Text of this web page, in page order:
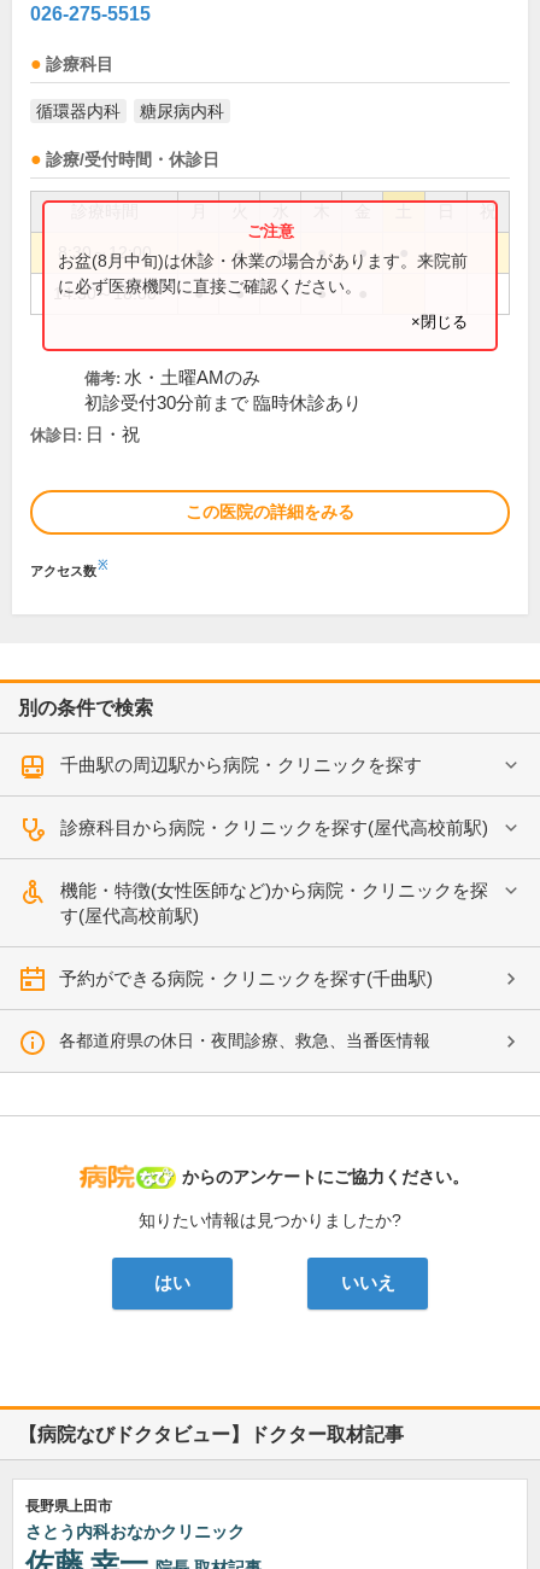
026-275-5515
診療科目
循環器内科 糖尿病内科
診療/受付時間・休診日
祝
8:30～12:00 ● ● ● ● ●
14:30～18:00 ● ● ●
お盆(8月中旬)は休診・休業の場合があります。来院前
に必ず医療機関に直接ご確認ください。
×閉じる
備考: 水・土曜AMのみ
初診受付30分前まで 臨時休診あり
休診日: 日・祝
この医院の詳細をみる
アクセス数※
別の条件で検索
千曲駅の周辺駅から病院・クリニックを探す
診療科目から病院・クリニックを探す(屋代高校前駅)
機能・特徴(女性医師など)から病院・クリニックを探
す(屋代高校前駅)
予約ができる病院・クリニックを探す(千曲駅)
各都道府県の休日・夜間診療、救急、当番医情報
病院なび
からのアンケートにご協力ください。
知りたい情報は見つかりましたか?
はい いいえ
【病院なびドクタビュー】ドクター取材記事
長野県上田市
さとう内科おなかクリニック